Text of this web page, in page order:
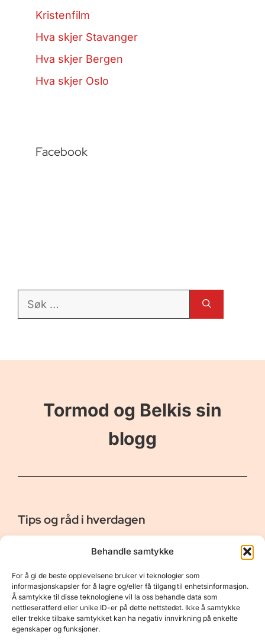
Behandle samtykke
For å gi de beste opplevelsene bruker vi teknologier som
informasjonskapsler for å lagre og/eller få tilgang til enhetsinformasjon.
Å samtykke til disse teknologiene vil la oss behandle data som
nettleseratferd eller unike ID-er på dette nettstedet. Ikke å samtykke
eller trekke tilbake samtykket kan ha negativ innvirkning på enkelte
egenskaper og funksjoner.
Kristenfilm
Hva skjer Stavanger
Hva skjer Bergen
Hva skjer Oslo
Facebook
Søk
Tormod og Belkis sin
blogg
Tips og råd i hverdagen
Er vår bloggside hvor vi ønsker å dele våre opplevelser og
gi deg råd og tips innen reiser, hotell - og restauranter,
naturopplevelser, personlig pleie, data, film og bøker m.m.
Nyttige Linker
Om oss
Kontakt
Resurser
Personvernerklæring
Opphavsrett